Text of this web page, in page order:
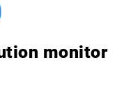
monitor